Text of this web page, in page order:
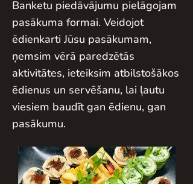
Banketu piedāvājumu pielāgojam
pasākuma formai. Veidojot
ēdienkarti Jūsu pasākumam,
ņemsim vērā paredzētās
aktivitātes, ieteiksim atbilstošākos
ēdienus un servēšanu, lai ļautu
viesiem baudīt gan ēdienu, gan
pasākumu.